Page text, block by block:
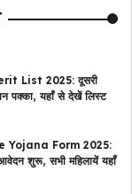
List 2025: दूसरी
पक्का, यहाँ से देखें लिस्ट
Yojana Form 2025:
शुरू, सभी महिलायें यहाँ